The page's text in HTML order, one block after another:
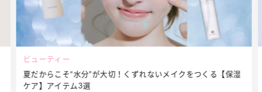
ビューティー
夏だからこそ“水分”が大切！くずれないメイクをつくる【保湿
ケア】アイテム3選